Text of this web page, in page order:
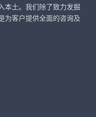
本土。我们除了致力发掘
为客户提供全面的咨询及